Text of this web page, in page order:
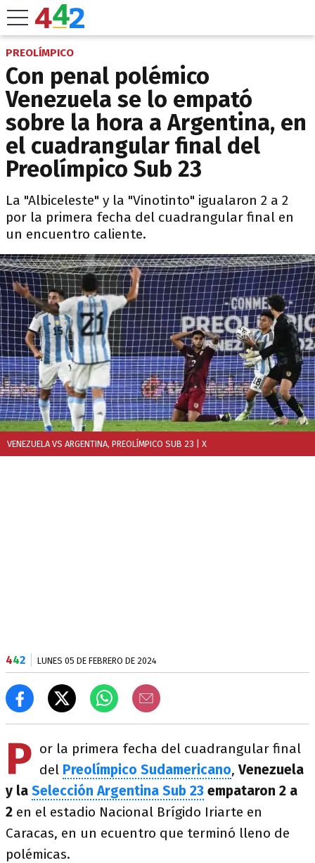
PREOLÍMPICO
Con penal polémico
Venezuela se lo empató
sobre la hora a Argentina, en
el cuadrangular final del
Preolímpico Sub 23
La "Albiceleste" y la "Vinotinto" igualaron 2 a 2
por la primera fecha del cuadrangular final en
un encuentro caliente.
VENEZUELA VS ARGENTINA, PREOLÍMPICO SUB 23 | X
442 LUNES 05 DE FEBRERO DE 2024
P or la primera fecha del cuadrangular final
del Preolímpico Sudamericano,Venezuela
y la Selección Argentina Sub 23 empataron 2 a
2 en el estadio Nacional Brígido Iriarte en
Caracas, en un ecuentro que terminó lleno de
polémicas.